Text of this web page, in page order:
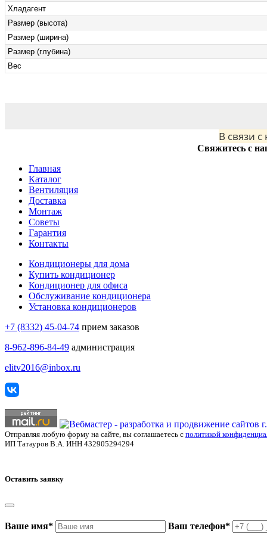
Хладагент
Размер (высота)
Размер (ширина)
Размер (глубина)
Вес
В связи
Свяжитесь с
Главная
Каталог
Вентиляция
Доставка
Монтаж
Советы
Гарантия
Контакты
Кондиционеры для дома
Купить кондиционер
Кондиционер для офиса
Обслуживание кондиционера
Установка кондиционеров
+7 (8332) 45-04-74 прием заказов
8-962-896-84-49 администрация
elitv2016@inbox.ru
Отправляя любую форму на сайте, вы соглашаетесь с политикой
ИП Татауров В.А. ИНН 432905294294
Оставить заявку
Ваше имя* Ваш телефон*